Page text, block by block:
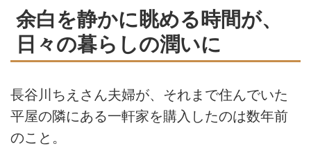
余白を静かに眺める時間が、
日々の暮らしの潤いに
長谷川ちえさん夫婦が、それまで住んでいた
平屋の隣にある一軒家を購入したのは数年前
のこと。